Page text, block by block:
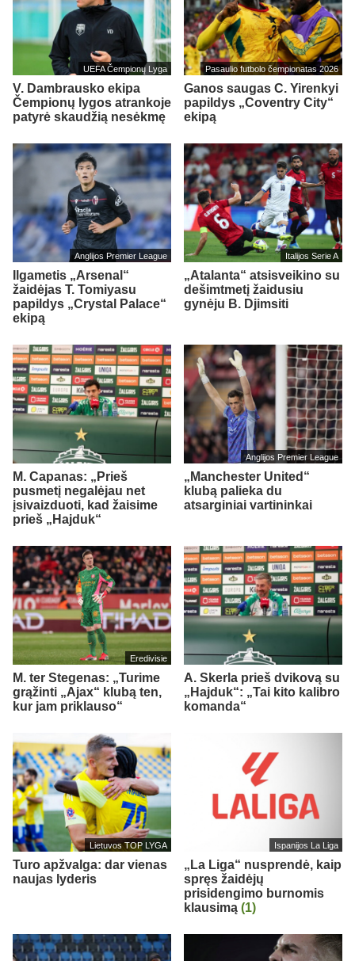
UEFA Čempionų Lyga
V. Dambrausko ekipa
Čempionų lygos atrankoje
patyrė skaudžią nesėkmę
Pasaulio futbolo čempionatas 2026
Ganos saugas C. Yirenkyi
papildys „Coventry City“
ekipą
Anglijos Premier League
Ilgametis „Arsenal“
žaidėjas T. Tomiyasu
papildys „Crystal Palace“
ekipą
Italijos Serie A
„Atalanta“ atsisveikino su
dešimtmetį žaidusiu
gynėju B. Djimsiti
M. Capanas: „Prieš
pusmetį negalėjau net
įsivaizduoti, kad žaisime
prieš „Hajduk“
Anglijos Premier League
„Manchester United“
klubą palieka du
atsarginiai vartininkai
Eredivisie
M. ter Stegenas: „Turime
grąžinti „Ajax“ klubą ten,
kur jam priklauso“
A. Skerla prieš dvikovą su
„Hajduk“: „Tai kito kalibro
komanda“
Lietuvos TOP LYGA
Turo apžvalga: dar vienas
naujas lyderis
Ispanijos La Liga
„La Liga“ nusprendė, kaip
spręs žaidėjų
prisidengimo burnomis
klausimą (1)